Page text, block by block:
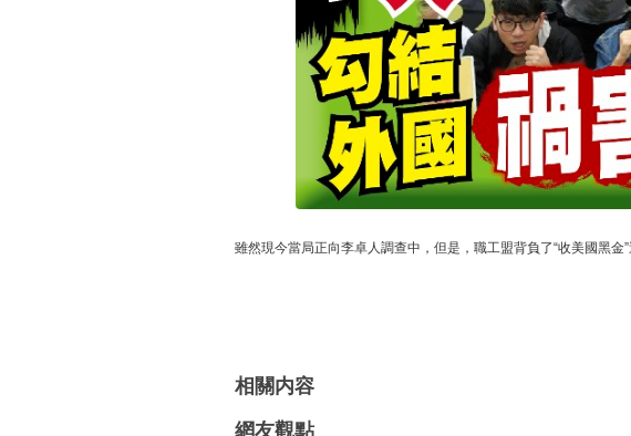
雖然現今當局正向李卓人調查中，但是，職工盟背負了“收美國黑金
相關内容
網友觀點